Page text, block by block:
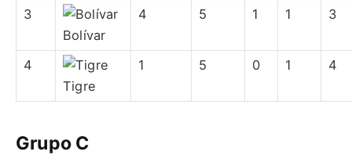
3
Bolívar
4 5 1 1 3
4
Tigre
1 5 0 1 4
Grupo C